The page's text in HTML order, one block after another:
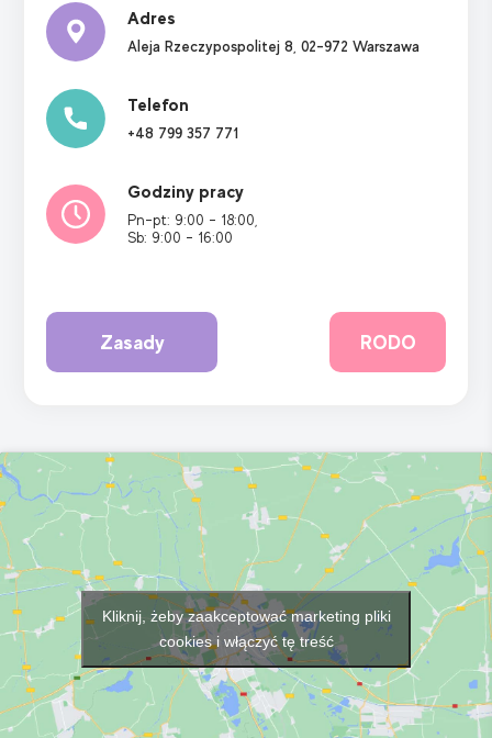
Adres
Aleja Rzeczypospolitej 8, 02-972 Warszawa
Telefon
+48 799 357 771
Godziny pracy
Pn-pt: 9:00 - 18:00,
Sb: 9:00 - 16:00
Zasady RODO
Kliknij, żeby zaakceptować marketing pliki
cookies i włączyć tę treść